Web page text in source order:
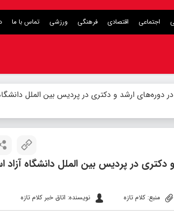
اجتماعی اقتصادی فرهنگی ورزشی تماس با ما
دوره‌های ارشد و دکتری در پردیس بین الملل
در پردیس بین الملل دانشگاه آزاد
منبع: کلام تازه نویسنده: اتاق خبر کلام تازه